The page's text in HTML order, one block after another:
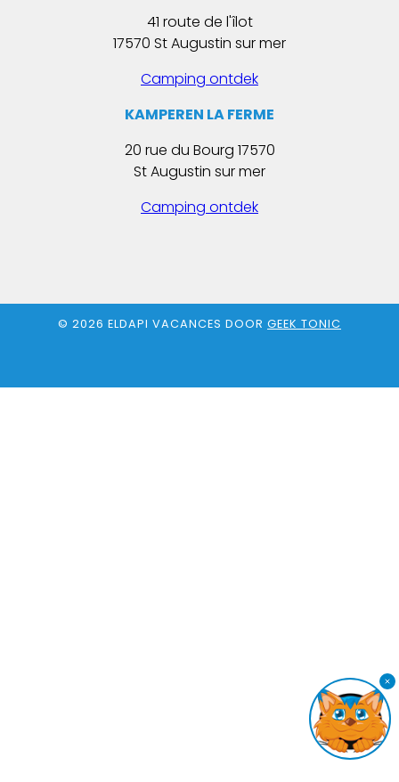
41 route de l'îlot
17570 St Augustin sur mer
Camping ontdek
KAMPEREN LA FERME
20 rue du Bourg 17570
St Augustin sur mer
Camping ontdek
© 2026 ELDAPI VACANCES DOOR GEEK TONIC